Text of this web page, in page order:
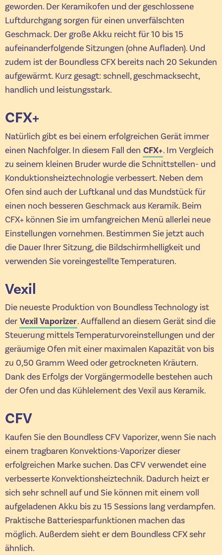
geworden. Der Keramikofen und der geschlossene
Luftdurchgang sorgen für einen unverfälschten
Geschmack. Der große Akku reicht für 10 bis 15
aufeinanderfolgende Sitzungen (ohne Aufladen). Und
zudem ist der Boundless CFX bereits nach 20 Sekunden
aufgewärmt. Kurz gesagt: schnell, geschmacksecht,
handlich und leistungsstark.
CFX+
Natürlich gibt es bei einem erfolgreichen Gerät immer
einen Nachfolger. In diesem Fall den CFX+. Im Vergleich
zu seinem kleinen Bruder wurde die Schnittstellen- und
Konduktionsheiztechnologie verbessert. Neben dem
Ofen sind auch der Luftkanal und das Mundstück für
einen noch besseren Geschmack aus Keramik. Beim
CFX+ können Sie im umfangreichen Menü allerlei neue
Einstellungen vornehmen. Bestimmen Sie jetzt auch
die Dauer Ihrer Sitzung, die Bildschirmhelligkeit und
verwenden Sie voreingestellte Temperaturen.
Vexil
Die neueste Produktion von Boundless Technology ist
der Vexil Vaporizer. Auffallend an diesem Gerät sind die
Steuerung mittels Temperaturvoreinstellungen und der
geräumige Ofen mit einer maximalen Kapazität von bis
zu 0,50 Gramm Weed oder getrockneten Kräutern.
Dank des Erfolgs der Vorgängermodelle bestehen auch
der Ofen und das Kühlelement des Vexil aus Keramik.
CFV
Kaufen Sie den Boundless CFV Vaporizer, wenn Sie nach
einem tragbaren Konvektions-Vaporizer dieser
erfolgreichen Marke suchen. Das CFV verwendet eine
verbesserte Konvektionsheiztechnik. Dadurch heizt er
sich sehr schnell auf und Sie können mit einem voll
aufgeladenen Akku bis zu 15 Sessions lang verdampfen.
Praktische Batteriesparfunktionen machen das
möglich. Außerdem sieht er dem Boundless CFX sehr
ähnlich.